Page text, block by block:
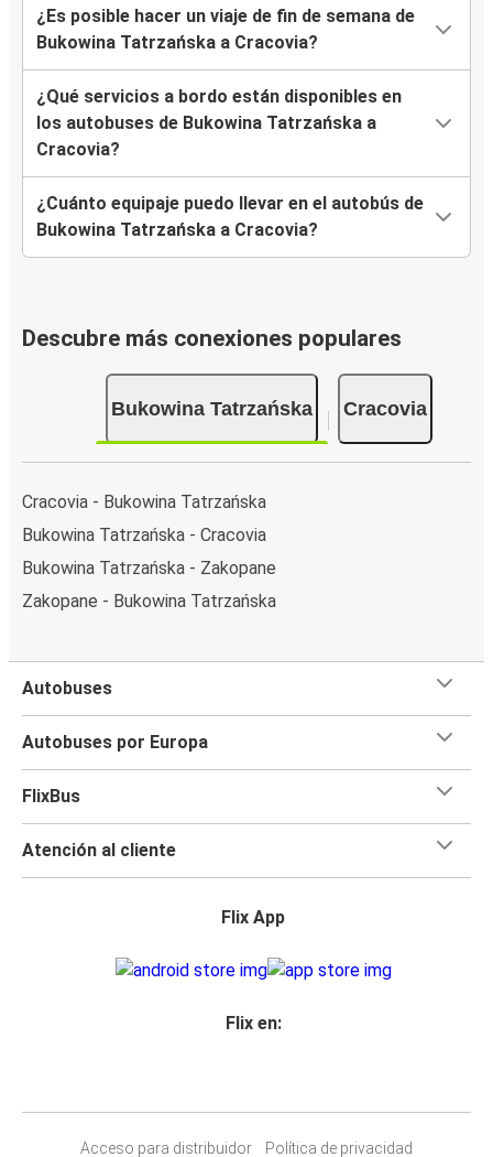
¿Es posible hacer un viaje de fin de semana de
Bukowina Tatrzańska a Cracovia?
¿Qué servicios a bordo están disponibles en
los autobuses de Bukowina Tatrzańska a
Cracovia?
¿Cuánto equipaje puedo llevar en el autobús de
Bukowina Tatrzańska a Cracovia?
Descubre más conexiones populares
Bukowina Tatrzańska Cracovia
Cracovia - Bukowina Tatrzańska
Bukowina Tatrzańska - Cracovia
Bukowina Tatrzańska - Zakopane
Zakopane - Bukowina Tatrzańska
Autobuses
Autobuses por Europa
FlixBus
Atención al cliente
Flix App
Flix en:
Acceso para distribuidor Política de privacidad